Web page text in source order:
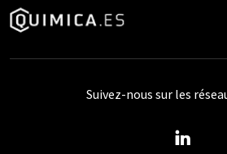
Suivez-nous sur les